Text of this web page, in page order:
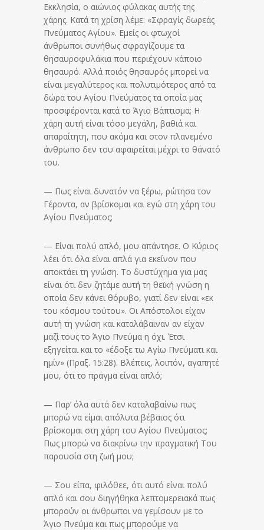
Εκκλησία, ο αιώνιος φύλακας αυτής της
χάρης. Κατά τη χρίση λέμε: «Σφραγίς δωρεάς
Πνεύματος Αγίου». Εμείς οι φτωχοί
άνθρωποι συνήθως σφραγίζουμε τα
θησαυροφυλάκια που περιέχουν κάποιο
θησαυρό. Αλλά ποιός θησαυρός μπορεί να
είναι μεγαλύτερος και πολυτιμότερος από τα
δώρα του Αγίου Πνεύματος τα οποία μας
προσφέρονται κατά το Άγιο Βάπτισμα; Η
χάρη αυτή είναι τόσο μεγάλη, βαθιά και
απαραίτητη, που ακόμα και στον πλανεμένο
άνθρωπο δεν του αφαιρείται μέχρι το θάνατό
του.
— Πως είναι δυνατόν να ξέρω, ρώτησα τον
Γέροντα, αν βρίσκομαι και εγώ στη χάρη του
Αγίου Πνεύματος;
— Είναι πολύ απλό, μου απάντησε. Ο Κύριος
λέει ότι όλα είναι απλά για εκείνον που
αποκτάει τη γνώση. Το δυστύχημα για μας
είναι ότι δεν ζητάμε αυτή τη θεϊκή γνώση η
οποία δεν κάνει θόρυβο, γιατί δεν είναι «εκ
του κόσμου τούτου». Οι Απόστολοι είχαν
αυτή τη γνώση και καταλάβαιναν αν είχαν
μαζί τους το Άγιο Πνεύμα η όχι. Έτσι
εξηγείται και το «έδοξε τω Αγίω Πνεύματι και
ημίν» (Πραξ. 15:28). Βλέπεις, λοιπόν, αγαπητέ
μου, ότι το πράγμα είναι απλό;
— Παρ’ όλα αυτά δεν καταλαβαίνω πως
μπορώ να είμαι απόλυτα βέβαιος ότι
βρίσκομαι στη χάρη του Αγίου Πνεύματος;
Πως μπορώ να διακρίνω την πραγματική Του
παρουσία στη ζωή μου;
— Σου είπα, φιλόθεε, ότι αυτό είναι πολύ
απλό και σου διηγήθηκα λεπτομερειακά πως
μπορούν οι άνθρωποι να γεμίσουν με το
Άγιο Πνεύμα και πως μπορούμε να